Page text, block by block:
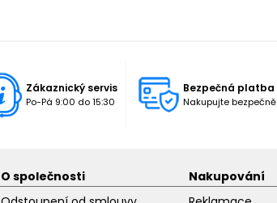
Zákaznický servis
Po-Pá 9:00 do 15:30
Bezpečná platba
Nakupujte bezpečně
O společnosti
Nakupování